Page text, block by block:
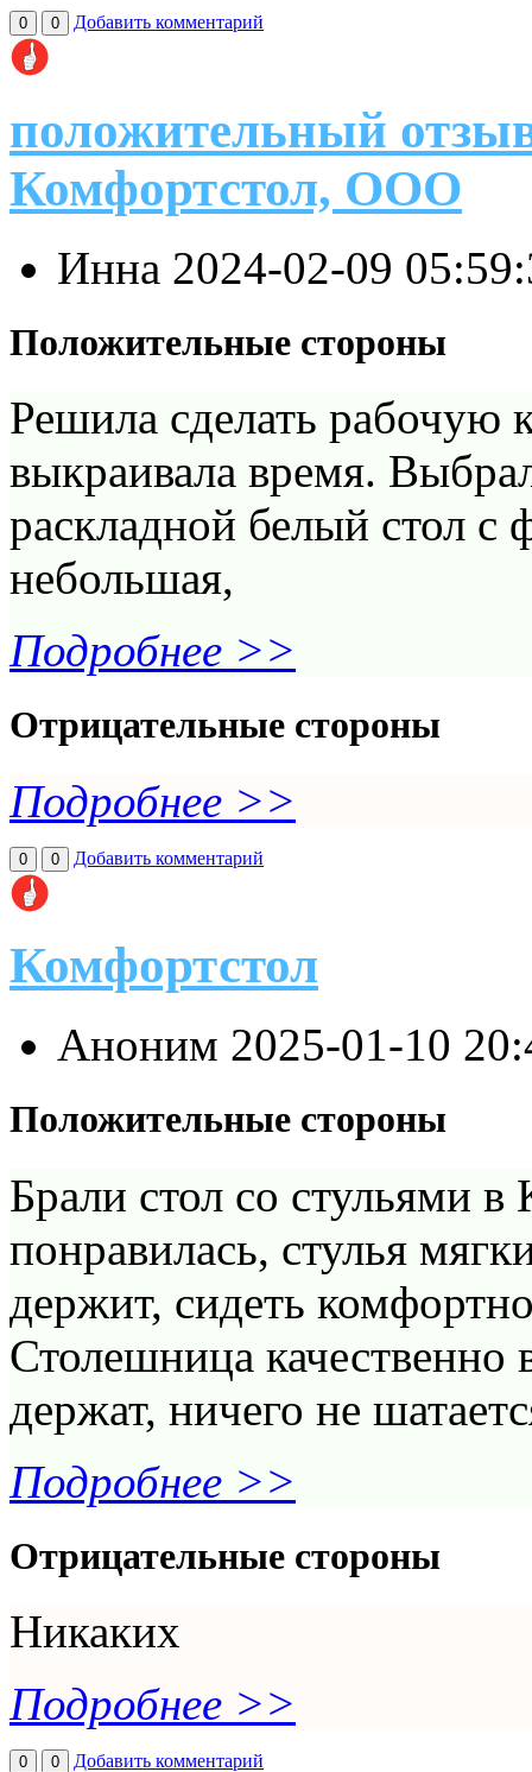
0 0 Добавить комментарий
положительный
Комфортстол, ООО
Инна 2024-02-09
Положительные стороны
Решила сделать рабочую
выкраивала время.
раскладной белый стол
небольшая,
Подробнее >>
Отрицательные стороны
Подробнее >>
0 0 Добавить комментарий
Комфортстол
Аноним 2025-01-10
Положительные стороны
Брали стол со стульями
понравилась, стулья
держит, сидеть
Столешница
держат, ничего не
Подробнее >>
Отрицательные стороны
Никаких
Подробнее >>
0 0 Добавить комментарий